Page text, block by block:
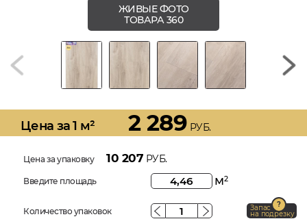
ЖИВЫЕ ФОТО
ТОВАРА 360
Цена за 1 м² 2 289 РУБ.
Цена за упаковку 10 207 РУБ.
Введите площадь м2
Количество упаковок Запас
на подрезку